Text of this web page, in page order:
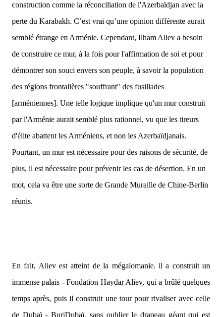
construction comme la réconciliation de l'Azerbaïdjan avec la
perte du Karabakh. C’est vrai qu’une opinion différente aurait
semblé étrange en Arménie. Cependant, Ilham Aliev a besoin
de construire ce mur, à la fois pour l'affirmation de soi et pour
démontrer son souci envers son peuple, à savoir la population
des régions frontalières "souffrant" des fusillades
[arméniennes]. Une telle logique implique qu'un mur construit
par l'Arménie aurait semblé plus rationnel, vu que les tireurs
d'élite abattent les Arméniens, et non les Azerbaïdjanais.
Pourtant, un mur est nécessaire pour des raisons de sécurité, de
plus, il est nécessaire pour prévenir les cas de désertion. En un
mot, cela va être une sorte de Grande Muraille de Chine-Berlin
réunis.
En fait, Aliev est atteint de la mégalomanie. il a construit un
immense palais - Fondation Haydar Aliev, qui a brûlé quelques
temps après, puis il construit une tour pour rivaliser avec celle
de Dubaï - BurjDubaï, sans oublier le drapeau géant qui est